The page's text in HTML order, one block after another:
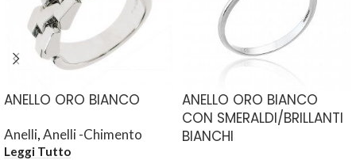
ANELLO ORO BIANCO
Anelli,Anelli -Chimento
Leggi Tutto
ANELLO ORO BIANCO
CON SMERALDI/BRILLANTI
BIANCHI